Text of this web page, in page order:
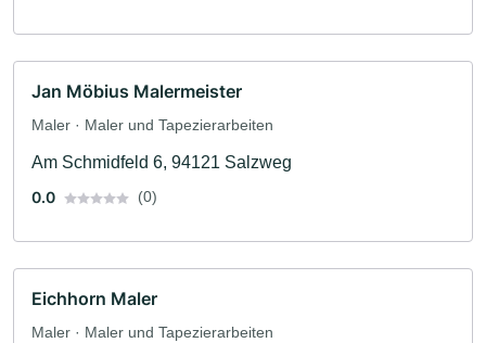
Jan Möbius Malermeister
Maler · Maler und Tapezierarbeiten
Am Schmidfeld 6, 94121 Salzweg
0.0
(0)
Eichhorn Maler
Maler · Maler und Tapezierarbeiten